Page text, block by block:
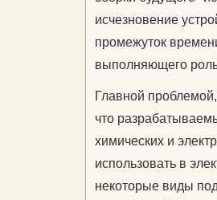
исчезновение
промежуток
выполняющего
Главной
что
химических и
использовать в
некоторые виды